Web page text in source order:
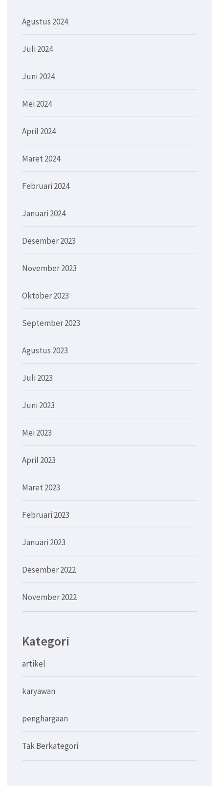
Agustus 2024
Juli 2024
Juni 2024
Mei 2024
April 2024
Maret 2024
Februari 2024
Januari 2024
Desember 2023
November 2023
Oktober 2023
September 2023
Agustus 2023
Juli 2023
Juni 2023
Mei 2023
April 2023
Maret 2023
Februari 2023
Januari 2023
Desember 2022
November 2022
Kategori
artikel
karyawan
penghargaan
Tak Berkategori